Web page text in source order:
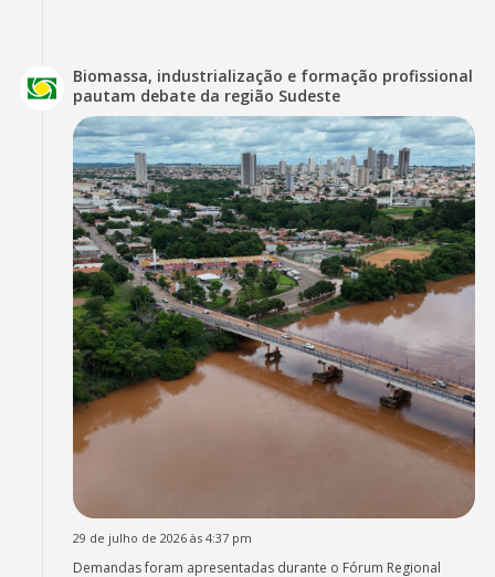
Biomassa, industrialização e formação profissional
pautam debate da região Sudeste
29 de julho de 2026 às 4:37 pm
Demandas foram apresentadas durante o Fórum Regional